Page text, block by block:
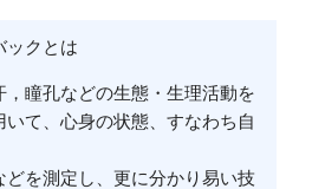
クとは
，瞳孔などの生態・生理活動を
て、心身の状態、すなわち自
を測定し、更に分かり易い技